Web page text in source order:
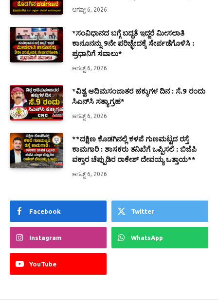
ಆಗಷ್ಟ್ 6, 2026
*ಸಂವಿಧಾನದ ಬಗ್ಗೆ ಬದ್ಧತೆ ಇದ್ದರೆ ಮೀಸಲಾತಿ
ಕಾನೂನನ್ನು 9ನೇ ಪರಿಚ್ಛೇದಕ್ಕೆ ಸೇರ್ಪಡೆಗೊಳಿಸಿ :
ಪ್ರಧಾನಿಗೆ ಸವಾಲು*
ಆಗಷ್ಟ್ 6, 2026
*ವಿಶ್ವ ಆದಿಮಸಂಜಾತರ ಹಕ್ಕುಗಳ ದಿನ : ಸೆ.9 ರಂದು
ಸಿಎನ್‌ಸಿ ಸತ್ಯಾಗ್ರಹ*
ಆಗಷ್ಟ್ 6, 2026
**ದಕ್ಷಿಣ ಕೊಡಗಿನಲ್ಲಿ ಕಳಪೆ ಗುಣಮಟ್ಟದ ರಸ್ತೆ
ಕಾಮಗಾರಿ : ಶಾಸಕರು ತನಿಖೆಗೆ ಒಪ್ಪಿಸಲಿ : ಬಿಜೆಪಿ
ವಕ್ತಾರ ಚೆಪ್ಪುಡಿರ ರಾಕೇಶ್ ದೇವಯ್ಯ ಒತ್ತಾಯ**
ಆಗಷ್ಟ್ 6, 2026
Facebook Twitter
Instagram WhatsApp
YouTube